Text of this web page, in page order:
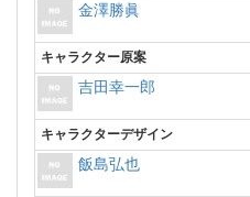
金澤勝眞
キャラクター原案
吉田幸一郎
キャラクターデザイン
飯島弘也